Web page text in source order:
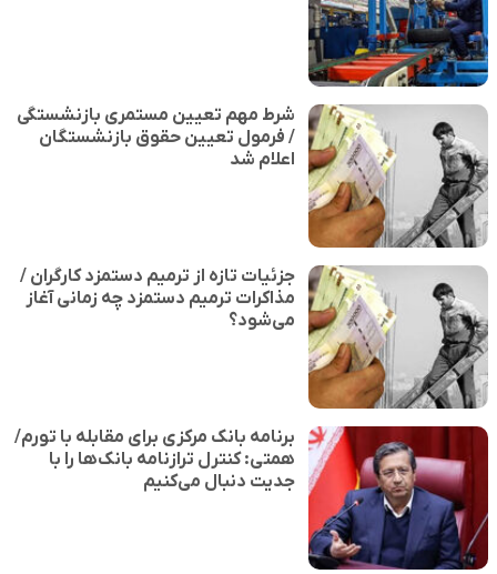
شرط مهم تعیین مستمری بازنشستگی
/ فرمول تعیین حقوق بازنشستگان
اعلام شد
جزئیات تازه از ترمیم دستمزد کارگران /
مذاکرات ترمیم دستمزد چه زمانی آغاز
می‌شود؟
برنامه بانک مرکزی برای مقابله با تورم/
همتی: کنترل ترازنامه بانک‌ها را با
جدیت دنبال می‌کنیم